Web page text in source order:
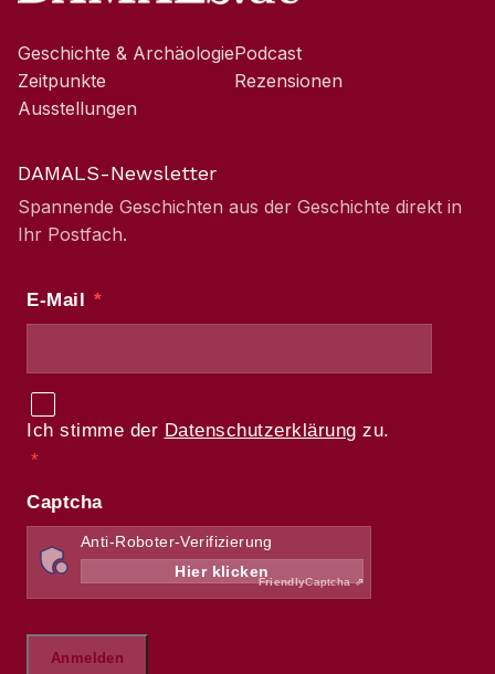
Geschichte & Archäologie
Zeitpunkte
Ausstellungen
Podcast
Rezensionen
DAMALS-Newsletter
Spannende Geschichten aus der Geschichte direkt in
Ihr Postfach.